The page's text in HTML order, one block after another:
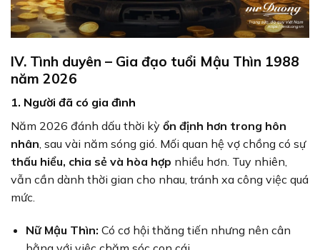
IV. Tình duyên – Gia đạo tuổi Mậu Thìn 1988
năm 2026
1. Người đã có gia đình
Năm 2026 đánh dấu thời kỳ ổn định hơn trong hôn
nhân, sau vài năm sóng gió. Mối quan hệ vợ chồng có sự
thấu hiểu, chia sẻ và hòa hợp nhiều hơn. Tuy nhiên,
vẫn cần dành thời gian cho nhau, tránh xa công việc quá
mức.
Nữ Mậu Thìn: Có cơ hội thăng tiến nhưng nên cân